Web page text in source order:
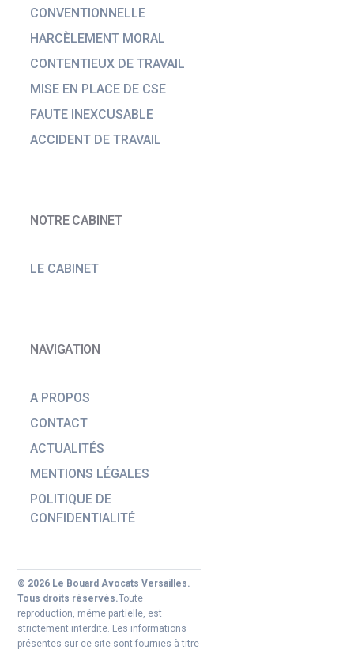
CONVENTIONNELLE
HARCÈLEMENT MORAL
CONTENTIEUX DE TRAVAIL
MISE EN PLACE DE CSE
FAUTE INEXCUSABLE
ACCIDENT DE TRAVAIL
NOTRE CABINET
LE CABINET
NAVIGATION
A PROPOS
CONTACT
ACTUALITÉS
MENTIONS LÉGALES
POLITIQUE DE
CONFIDENTIALITÉ
© 2026 Le Bouard Avocats Versailles.
Tous droits réservés.Toute
reproduction, même partielle, est
strictement interdite. Les informations
présentes sur ce site sont fournies à titre